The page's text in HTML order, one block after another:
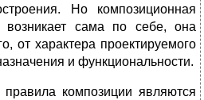
Но композиционная
сама по себе, она
от характера проектируемого
и функциональности.
композиции являются